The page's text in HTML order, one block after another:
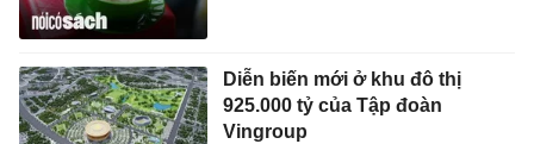
Diễn biến mới ở khu đô thị
925.000 tỷ của Tập đoàn
Vingroup